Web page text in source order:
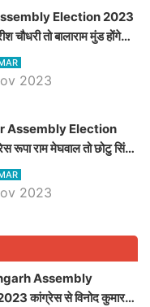
Election 2023
चौधरी तो बालाराम मुंड होंगे
जानिये बायतू विधानसभा
समीकरण
2023
Assembly Election
रूपा राम मेघवाल तो छोटु सिंह
उम्मीदवार, जानिये जैसलमेर
के ताजा समीकरण
2023
Assembly
कांग्रेस से विनोद कुमार